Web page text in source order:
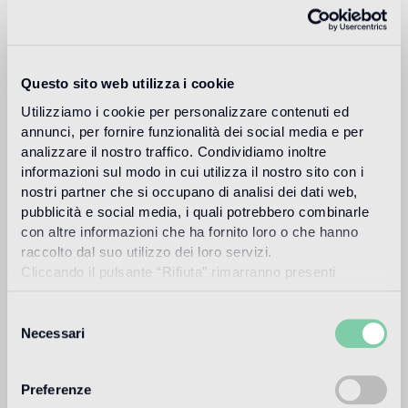
Questo sito web utilizza i cookie
Utilizziamo i cookie per personalizzare contenuti ed
annunci, per fornire funzionalità dei social media e per
analizzare il nostro traffico. Condividiamo inoltre
informazioni sul modo in cui utilizza il nostro sito con i
nostri partner che si occupano di analisi dei dati web,
pubblicità e social media, i quali potrebbero combinarle
con altre informazioni che ha fornito loro o che hanno
raccolto dal suo utilizzo dei loro servizi.
Cliccando il pulsante “Rifiuta” rimarranno presenti
tecnici.
delNecessari
Preferenze
Carlo Dal Bianco, architecte et designer, ouvre son studio à
Utilisation prévue
Sol intérieur
sol à trafic léger (zones résidentielles privées)